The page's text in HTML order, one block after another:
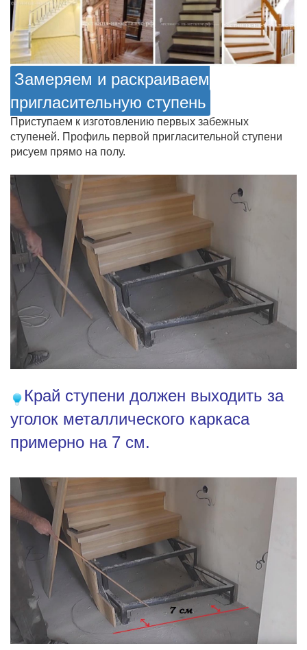
Замеряем и раскраиваем
пригласительную ступень
Приступаем к изготовлению первых забежных
ступеней. Профиль первой пригласительной ступени
рисуем прямо на полу.
Край ступени должен выходить за
уголок металлического каркаса
примерно на 7 см.